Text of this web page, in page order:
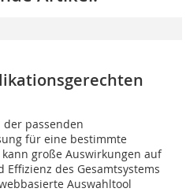
der passenden
für eine bestimmte
große Auswirkungen auf
Effizienz des Gesamtsystems
Auswahltool